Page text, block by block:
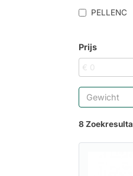
PELLENC
Prijs
Gewicht
8